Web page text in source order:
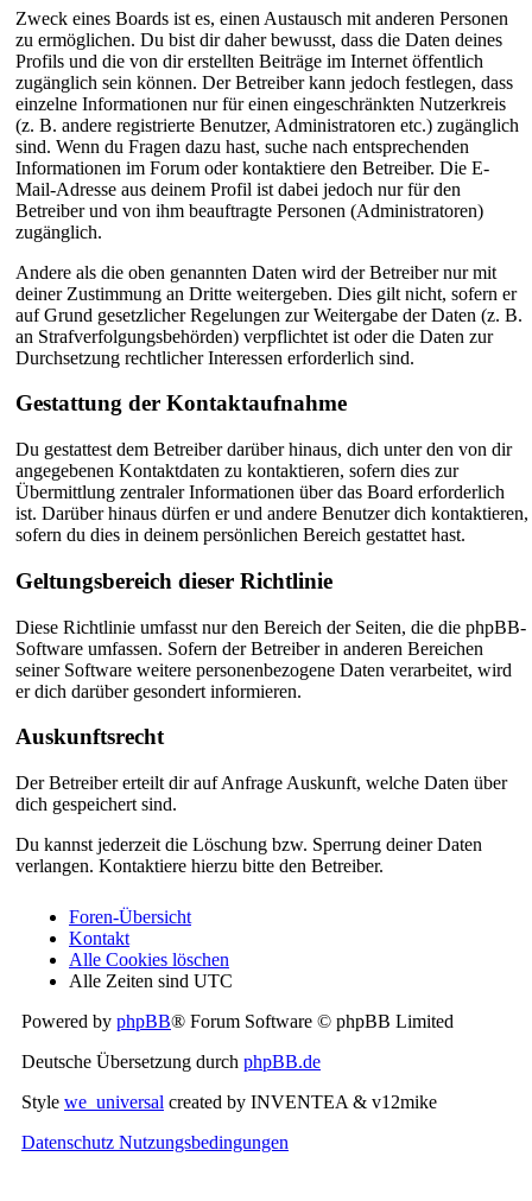
Zweck eines Boards ist es, einen Austausch mit anderen Personen
zu ermöglichen. Du bist dir daher bewusst, dass die Daten deines
Profils und die von dir erstellten Beiträge im Internet öffentlich
zugänglich sein können. Der Betreiber kann jedoch festlegen, dass
einzelne Informationen nur für einen eingeschränkten Nutzerkreis
(z. B. andere registrierte Benutzer, Administratoren etc.) zugänglich
sind. Wenn du Fragen dazu hast, suche nach entsprechenden
Informationen im Forum oder kontaktiere den Betreiber. Die E-
Mail-Adresse aus deinem Profil ist dabei jedoch nur für den
Betreiber und von ihm beauftragte Personen (Administratoren)
zugänglich.
Andere als die oben genannten Daten wird der Betreiber nur mit
deiner Zustimmung an Dritte weitergeben. Dies gilt nicht, sofern er
auf Grund gesetzlicher Regelungen zur Weitergabe der Daten (z. B.
an Strafverfolgungsbehörden) verpflichtet ist oder die Daten zur
Durchsetzung rechtlicher Interessen erforderlich sind.
Gestattung der Kontaktaufnahme
Du gestattest dem Betreiber darüber hinaus, dich unter den von dir
angegebenen Kontaktdaten zu kontaktieren, sofern dies zur
Übermittlung zentraler Informationen über das Board erforderlich
ist. Darüber hinaus dürfen er und andere Benutzer dich kontaktieren,
sofern du dies in deinem persönlichen Bereich gestattet hast.
Geltungsbereich dieser Richtlinie
Diese Richtlinie umfasst nur den Bereich der Seiten, die die phpBB-
Software umfassen. Sofern der Betreiber in anderen Bereichen
seiner Software weitere personenbezogene Daten verarbeitet, wird
er dich darüber gesondert informieren.
Auskunftsrecht
Der Betreiber erteilt dir auf Anfrage Auskunft, welche Daten über
dich gespeichert sind.
Du kannst jederzeit die Löschung bzw. Sperrung deiner Daten
verlangen. Kontaktiere hierzu bitte den Betreiber.
Foren-Übersicht
Kontakt
Alle Cookies löschen
Alle Zeiten sind UTC
Powered by phpBB® Forum Software © phpBB Limited
Deutsche Übersetzung durch phpBB.de
Style we_universal created by INVENTEA & v12mike
Datenschutz Nutzungsbedingungen